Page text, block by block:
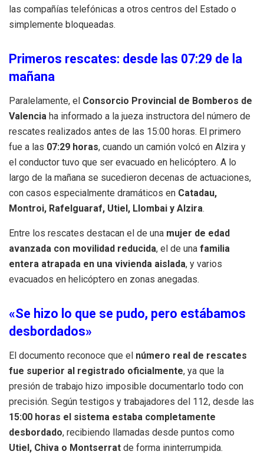
las compañías telefónicas a otros centros del Estado o
simplemente bloqueadas.
Primeros rescates: desde las 07:29 de la
mañana
Paralelamente, el Consorcio Provincial de Bomberos de
Valencia ha informado a la jueza instructora del número de
rescates realizados antes de las 15:00 horas. El primero
fue a las 07:29 horas, cuando un camión volcó en Alzira y
el conductor tuvo que ser evacuado en helicóptero. A lo
largo de la mañana se sucedieron decenas de actuaciones,
con casos especialmente dramáticos en Catadau,
Montroi, Rafelguaraf, Utiel, Llombai y Alzira.
Entre los rescates destacan el de una mujer de edad
avanzada con movilidad reducida, el de una familia
entera atrapada en una vivienda aislada, y varios
evacuados en helicóptero en zonas anegadas.
«Se hizo lo que se pudo, pero estábamos
desbordados»
El documento reconoce que el número real de rescates
fue superior al registrado oficialmente, ya que la
presión de trabajo hizo imposible documentarlo todo con
precisión. Según testigos y trabajadores del 112, desde las
15:00 horas el sistema estaba completamente
desbordado, recibiendo llamadas desde puntos como
Utiel, Chiva o Montserrat de forma ininterrumpida.